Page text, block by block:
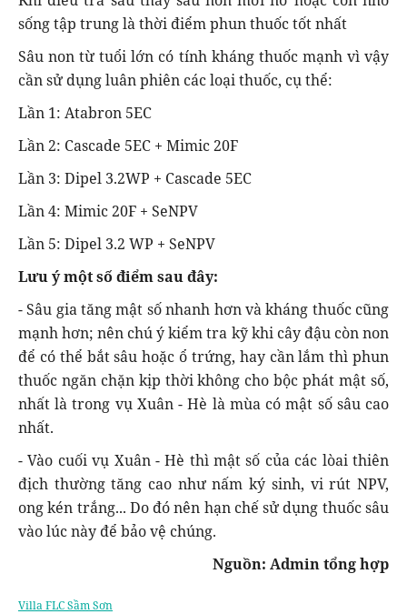
sống tập trung là thời điểm phun thuốc tốt nhất
Sâu non từ tuổi lớn có tính kháng thuốc mạnh vì vậy
cần sử dụng luân phiên các loại thuốc, cụ thể:
Lần 1: Atabron 5EC
Lần 2: Cascade 5EC + Mimic 20F
Lần 3: Dipel 3.2WP + Cascade 5EC
Lần 4: Mimic 20F + SeNPV
Lần 5: Dipel 3.2 WP + SeNPV
Lưu ý một số điểm sau đây:
- Sâu gia tăng mật số nhanh hơn và kháng thuốc cũng
mạnh hơn; nên chú ý kiểm tra kỹ khi cây đậu còn non
để có thể bắt sâu hoặc ổ trứng, hay cần lắm thì phun
thuốc ngăn chặn kịp thời không cho bộc phát mật số,
nhất là trong vụ Xuân - Hè là mùa có mật số sâu cao
nhất.
- Vào cuối vụ Xuân - Hè thì mật số của các lòai thiên
địch thường tăng cao như nấm ký sinh, vi rút NPV,
ong kén trắng... Do đó nên hạn chế sử dụng thuốc sâu
vào lúc này để bảo vệ chúng.
Nguồn: Admin tổng hợp
Villa FLC Sầm Sơn